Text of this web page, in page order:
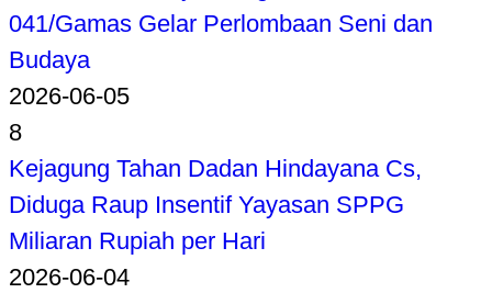
041/Gamas Gelar Perlombaan Seni dan
Budaya
2026-06-05
8
Kejagung Tahan Dadan Hindayana Cs,
Diduga Raup Insentif Yayasan SPPG
Miliaran Rupiah per Hari
2026-06-04